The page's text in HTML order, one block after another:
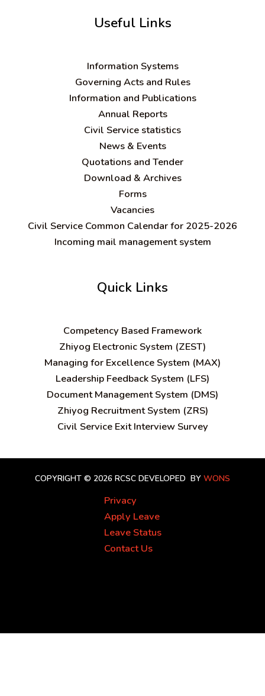
Useful Links
Information Systems
Governing Acts and Rules
Information and Publications
Annual Reports
Civil Service statistics
News & Events
Quotations and Tender
Download & Archives
Forms
Vacancies
Civil Service Common Calendar for 2025-2026
Incoming mail management system
Quick Links
Competency Based Framework
Zhiyog Electronic System (ZEST)
Managing for Excellence System (MAX)
Leadership Feedback System (LFS)
Document Management System (DMS)
Zhiyog Recruitment System (ZRS)
Civil Service Exit Interview Survey
COPYRIGHT © 2026 RCSC DEVELOPED BY WONS
Privacy
Apply Leave
Leave Status
Contact Us